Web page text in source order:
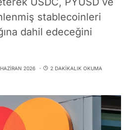
stablecoinleri
dahil edeceğini
2026 2 DAKIKALIK OKUMA